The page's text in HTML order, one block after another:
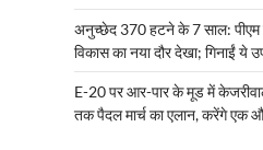
अनुच्छेद 370 हटने के 7 साल: पीएम
विकास का नया दौर देखा; गिनाईं ये
E-20 पर आर-पार के मूड में
तक पैदल मार्च का एलान, करेंगे एक